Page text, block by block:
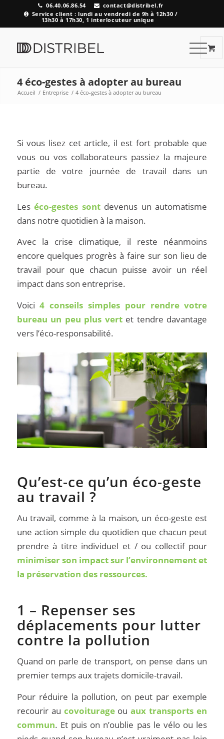
06.40.06.86.54
contact@distribel.fr
Service client : lundi au vendredi de 9h à 12h30 /
13h30 à 17h30, 1 interlocuteur unique
4 éco-gestes à adopter au bureau
Accueil / Entreprise / 4 éco-gestes à adopter au bureau
Si vous lisez cet article, il est fort probable que
vous ou vos collaborateurs passiez la majeure
partie de votre journée de travail dans un
bureau.
Leséco-gestes sontdevenus un automatisme
dans notre quotidien à la maison.
Avec la crise climatique, il reste néanmoins
encore quelques progrès à faire sur son lieu de
travail pour que chacun puisse avoir un réel
impact dans son entreprise.
Voici4 conseils simples pour rendre votre
bureau un peu plus vertet tendre davantage
vers l’éco-responsabilité.
Qu’est-ce qu’un éco-geste
au travail ?
Au travail, comme à la maison, un éco-geste est
une action simple du quotidien que chacun peut
prendre à titre individuel et / ou collectif pour
minimiser son impact sur l’environnement et
la préservation des ressources.
1 – Repenser ses
déplacements pour lutter
contre la pollution
Quand on parle de transport, on pense dans un
premier temps aux trajets domicile-travail.
Pour réduire la pollution, on peut par exemple
recourir au covoiturageouaux transports en
commun. Et puis on n’oublie pas le vélo ou les